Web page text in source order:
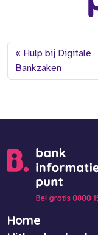
Hulp bij Digitale
Bankzaken
Home